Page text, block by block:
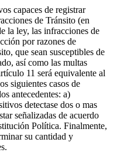
capaces de registrar
de Tránsito (en
la ley, las infracciones de
por razones de
que sean susceptibles de
así como las multas
11 será equivalente al
siguientes casos de
antecedentes: a)
detectase dos o mas
señalizadas de acuerdo
Política. Finalmente,
su cantidad y